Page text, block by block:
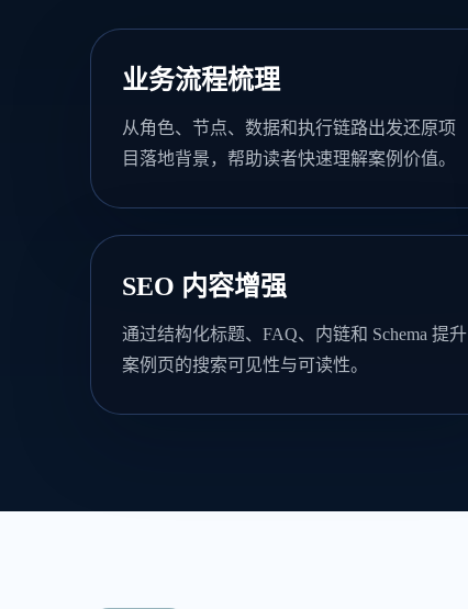
业务流程梳理
从角色、节点、数据和执行链路出发还原项
目落地背景，帮助读者快速理解案例价值。
SEO 内容增强
通过结构化标题、FAQ、内链和 Schema 提升
案例页的搜索可见性与可读性。